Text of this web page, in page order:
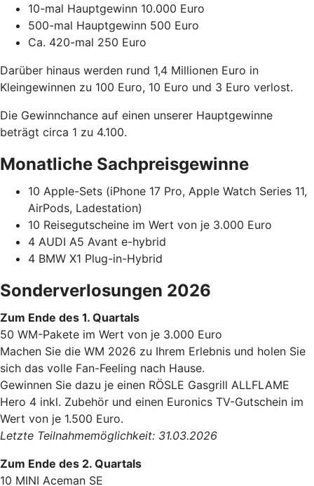
10-mal Hauptgewinn 10.000 Euro
500-mal Hauptgewinn 500 Euro
Ca. 420-mal 250 Euro
Darüber hinaus werden rund 1,4 Millionen Euro in
Kleingewinnen zu 100 Euro, 10 Euro und 3 Euro verlost.
Die Gewinnchance auf einen unserer Hauptgewinne
beträgt circa 1 zu 4.100.
Monatliche Sachpreisgewinne
10 Apple-Sets (iPhone 17 Pro, Apple Watch Series 11,
AirPods, Ladestation)
10 Reisegutscheine im Wert von je 3.000 Euro
4 AUDI A5 Avant e-hybrid
4 BMW X1 Plug-in-Hybrid
Sonderverlosungen 2026
Zum Ende des 1. Quartals
50 WM-Pakete im Wert von je 3.000 Euro
Machen Sie die WM 2026 zu Ihrem Erlebnis und holen Sie
sich das volle Fan-Feeling nach Hause.
Gewinnen Sie dazu je einen RÖSLE Gasgrill ALLFLAME
Hero 4 inkl. Zubehör und einen Euronics TV-Gutschein im
Wert von je 1.500 Euro.
Letzte Teilnahmemöglichkeit: 31.03.2026
Zum Ende des 2. Quartals
10 MINI Aceman SE